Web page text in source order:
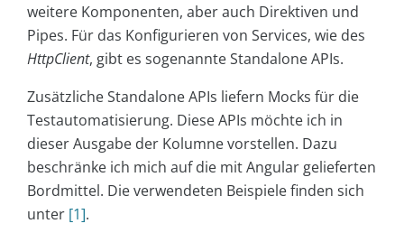
weitere Komponenten, aber auch Direktiven und
Pipes. Für das Konfigurieren von Services, wie des
HttpClient, gibt es sogenannte Standalone APIs.
Zusätzliche Standalone APIs liefern Mocks für die
Testautomatisierung. Diese APIs möchte ich in
dieser Ausgabe der Kolumne vorstellen. Dazu
beschränke ich mich auf die mit Angular gelieferten
Bordmittel. Die verwendeten Beispiele finden sich
unter [1].